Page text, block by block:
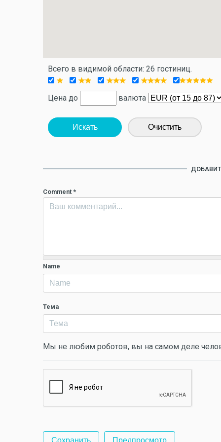
Всего в видимой области: 26 гостиниц.
Цена до валюта
Искать Очистить
Comment *
Name
Тема
Мы не любим роботов, вы на самом деле